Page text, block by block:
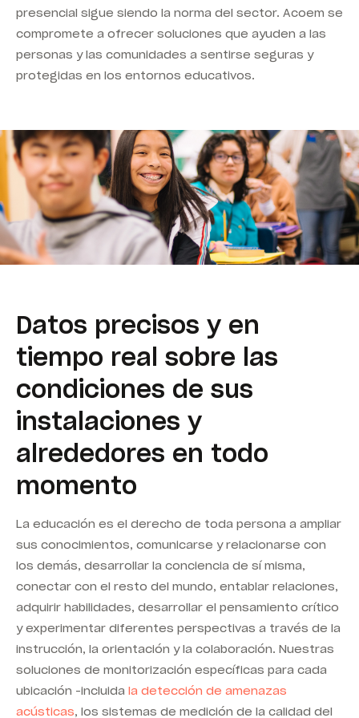
presencial sigue siendo la norma del sector. Acoem se
compromete a ofrecer soluciones que ayuden a las
personas y las comunidades a sentirse seguras y
protegidas en los entornos educativos.
Datos precisos y en
tiempo real sobre las
condiciones de sus
instalaciones y
alrededores en todo
momento
La educación es el derecho de toda persona a ampliar
sus conocimientos, comunicarse y relacionarse con
los demás, desarrollar la conciencia de sí misma,
conectar con el resto del mundo, entablar relaciones,
adquirir habilidades, desarrollar el pensamiento crítico
y experimentar diferentes perspectivas a través de la
instrucción, la orientación y la colaboración. Nuestras
soluciones de monitorización específicas para cada
ubicación -incluida la detección de amenazas
acústicas, los sistemas de medición de la calidad del